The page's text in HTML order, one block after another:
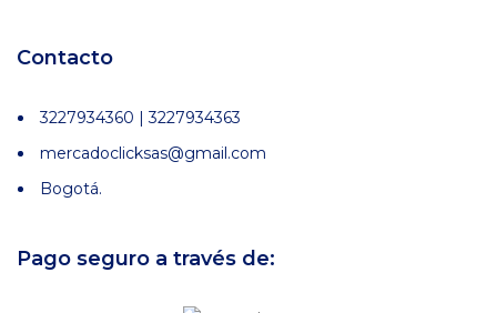
Contacto
3227934360 | 3227934363
mercadoclicksas@gmail.com
Bogotá.
Pago seguro a través de: